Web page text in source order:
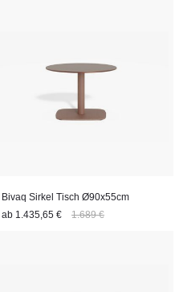
Bivaq Sirkel Tisch Ø90x55cm
ab 1.435,65 € 1.689 €